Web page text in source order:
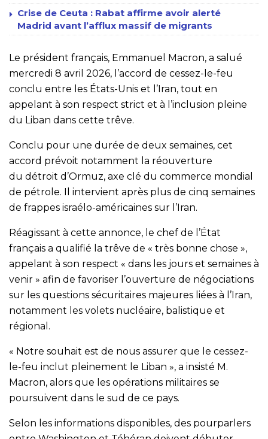
Crise de Ceuta : Rabat affirme avoir alerté
Madrid avant l’afflux massif de migrants
Le président français, Emmanuel Macron, a salué
mercredi 8 avril 2026, l’accord de cessez-le-feu
conclu entre les États-Unis et l’Iran, tout en
appelant à son respect strict et à l’inclusion pleine
du Liban dans cette trêve.
Conclu pour une durée de deux semaines, cet
accord prévoit notamment la réouverture
du détroit d’Ormuz, axe clé du commerce mondial
de pétrole. Il intervient après plus de cinq semaines
de frappes israélo-américaines sur l’Iran.
Réagissant à cette annonce, le chef de l’État
français a qualifié la trêve de « très bonne chose »,
appelant à son respect « dans les jours et semaines à
venir » afin de favoriser l’ouverture de négociations
sur les questions sécuritaires majeures liées à l’Iran,
notamment les volets nucléaire, balistique et
régional.
« Notre souhait est de nous assurer que le cessez-
le-feu inclut pleinement le Liban », a insisté M.
Macron, alors que les opérations militaires se
poursuivent dans le sud de ce pays.
Selon les informations disponibles, des pourparlers